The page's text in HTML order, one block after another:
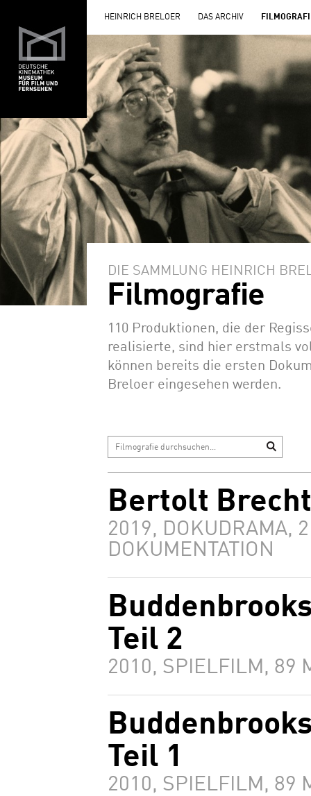
HEINRICH BRELOER DAS ARCHIV
DIE SAMMLUNG HEINRICH
Filmografie
110 Produktionen, die der
realisierte, sind hier erstmals
können bereits die ersten
Breloer eingesehen werden.
Bertolt Brecht
2019, DOKUDRAMA,
DOKUMENTATION
Teil 2
2010, SPIELFILM, 89
Teil 1
2010, SPIELFILM, 89